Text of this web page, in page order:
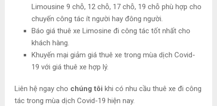
Limousine 9 chỗ, 12 chỗ, 17 chỗ, 19 chỗ phù hợp cho
chuyến công tác ít người hay đông người.
Báo giá thuê xe Limosine đi công tác tốt nhất cho
khách hàng.
Khuyến mại giảm giá thuê xe trong mùa dịch Covid-
19 với giá thuê xe hợp lý.
Liên hệ ngay cho chúng tôi khi có nhu cầu thuê xe đi công
tác trong mùa dịch Covid-19 hiện nay.